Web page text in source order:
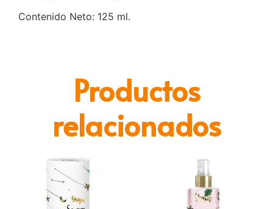
Contenido Neto: 125 ml.
Productos
relacionados